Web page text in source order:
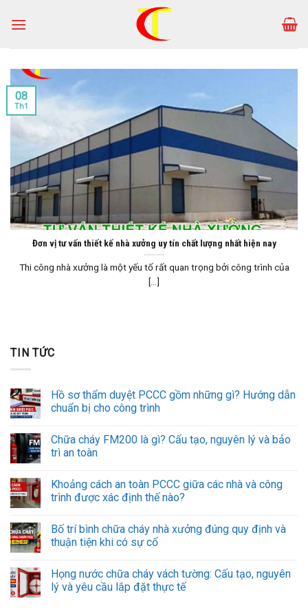
Đơn vị tư vấn thiết kế nhà xưởng uy tín chất lượng nhất hiện nay
Thi công nhà xưởng là một yếu tố rất quan trọng bởi công trình của
[...]
08
Th1
TIN TỨC
Hồ sơ thẩm duyệt PCCC gồm những gì? Hướng dẫn
chuẩn bị cho công trình
Chữa cháy FM200 là gì? Cấu tạo, nguyên lý và bảo
trì an toàn
Khoảng cách an toàn PCCC giữa các nhà và công
trình được xác định thế nào?
Bố trí bình chữa cháy nhà xưởng đúng quy định và
thuận tiện khi có sự cố
Họng nước chữa cháy vách tường: Cấu tạo, nguyên
lý và yêu cầu lắp đặt thực tế